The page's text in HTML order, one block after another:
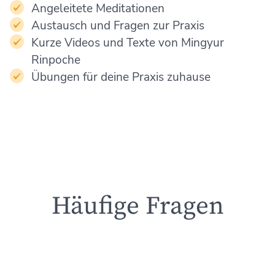
Angeleitete Meditationen
Austausch und Fragen zur Praxis
Kurze Videos und Texte von Mingyur
Rinpoche
Übungen für deine Praxis zuhause
Häufige Fragen